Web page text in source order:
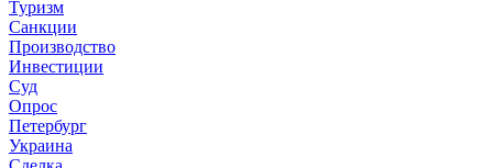
Туризм
Санкции
Производство
Инвестиции
Суд
Опрос
Петербург
Украина